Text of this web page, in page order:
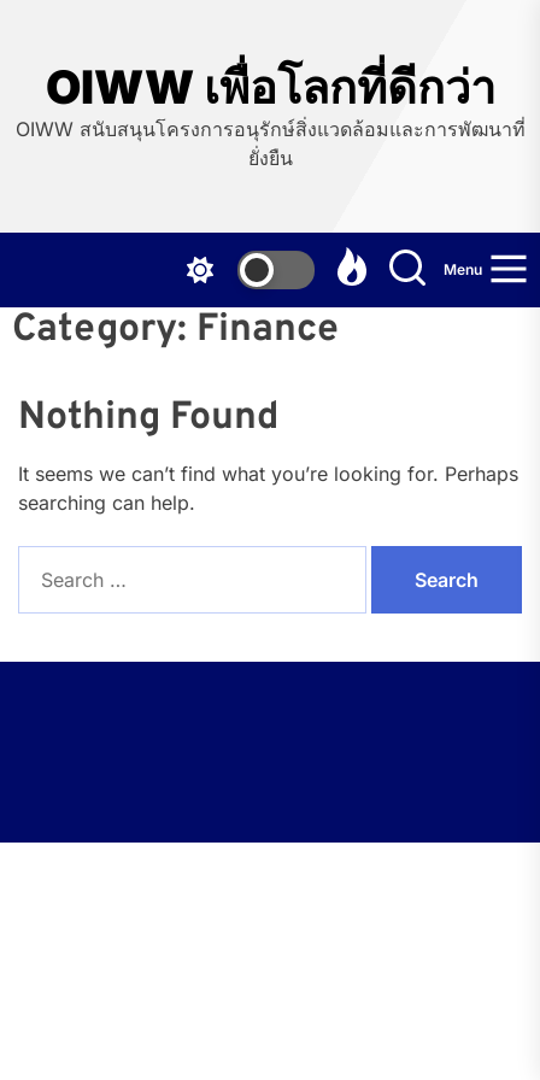
contentOIWW เพื่อโลกที่ดีกว่า
OIWW สนับสนุนโครงการอนุรักษ์สิ่งแวดล้อมและการพัฒนาที่
ยั่งยืน
Menu
Category: Finance
Nothing Found
It seems we can’t find what you’re looking for. Perhaps
searching can help.
for: